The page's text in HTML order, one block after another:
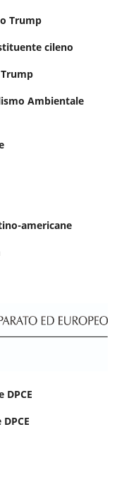
Trump
cileno
Ambientale
americane